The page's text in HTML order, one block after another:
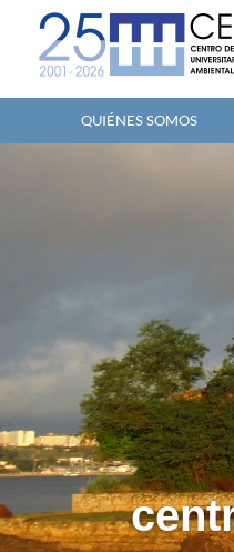
Pasar al contenido principal
QUIÉNES SOMOS